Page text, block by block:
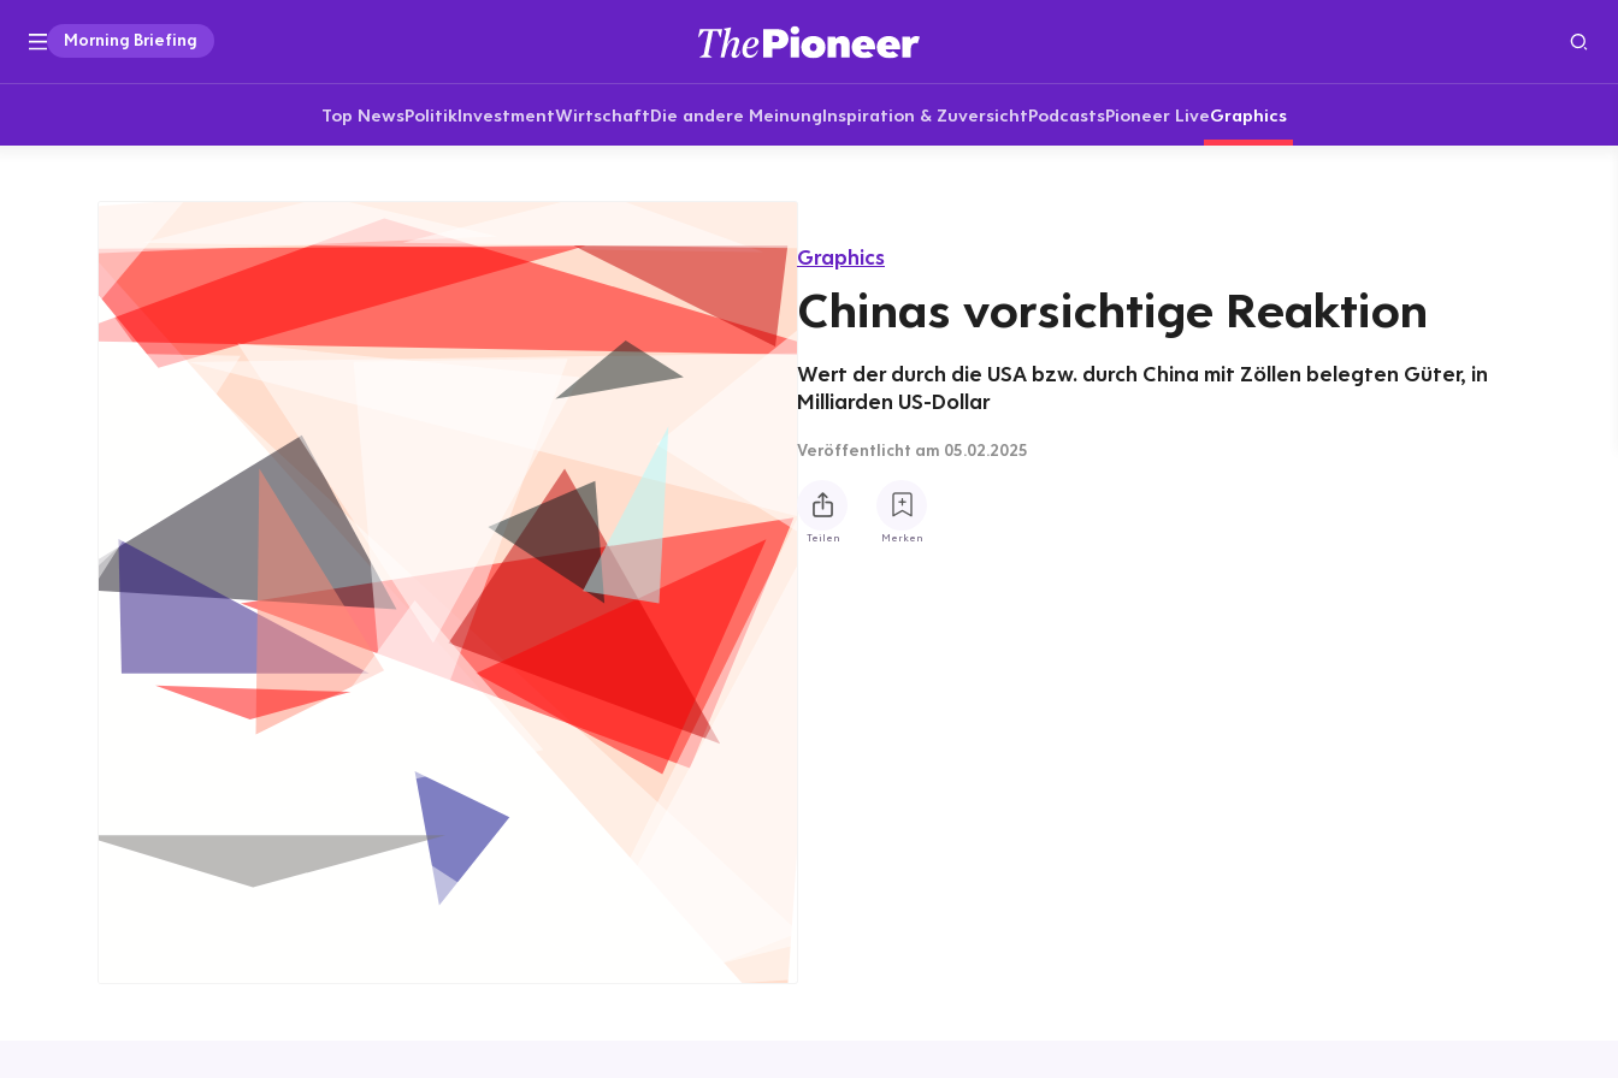
Morning Briefing
Top NewsPolitikInvestmentWirtschaftDie andere MeinungInspiration & ZuversichtPodcastsPioneer LiveGraphics
Graphics
Chinas vorsichtige Reaktion
Wert der durch die USA bzw. durch China mit Zöllen belegten Güter, in
Milliarden US-Dollar
Veröffentlicht am 05.02.2025
Teilen Merken